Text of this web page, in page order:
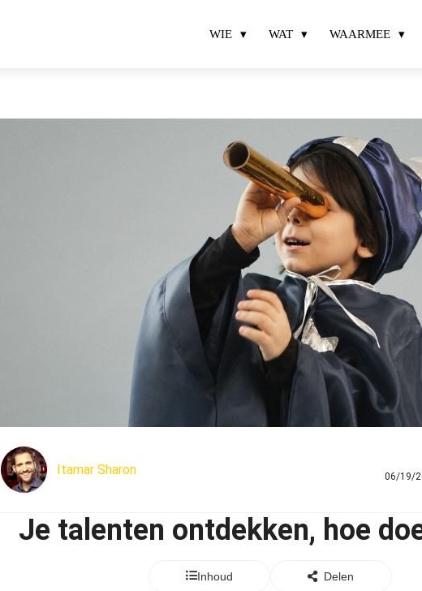
WIE WAT WAARMEE
Itamar Sharon 06/19/
Je talenten ontdekken, hoe
Inhoud Delen